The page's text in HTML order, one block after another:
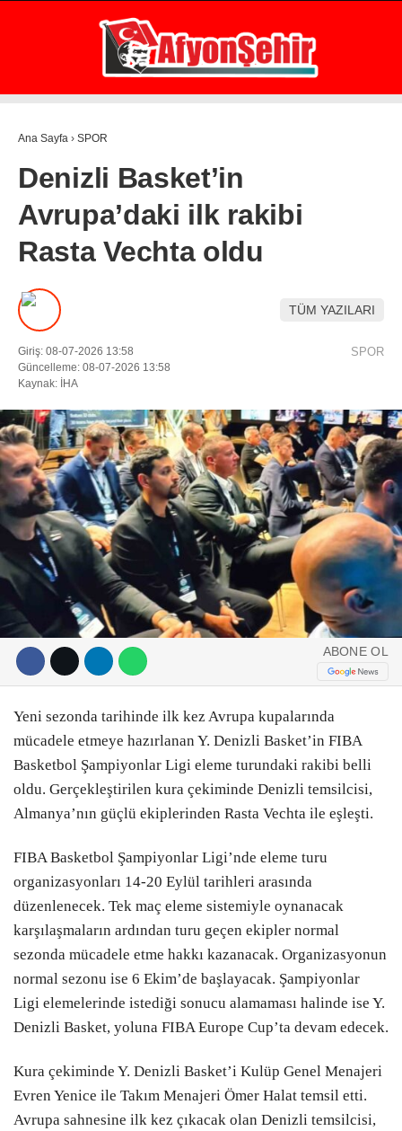
Facebook
Instagram
Youtube
29.1 °
AFYON
GÜNDEM
EKONOMİ
ASAYİŞ
POLİTİKA
SPOR
SAĞLIK
EĞİTİM
DIĞER
ÇEVRE
RESMI İLANLAR
E-GAZETE
CANLI YAYIN
Ana Sayfa › SPOR
Denizli Basket’in
Avrupa’daki ilk rakibi
Rasta Vechta oldu
TÜM YAZILARI
Giriş: 08-07-2026 13:58
Güncelleme: 08-07-2026 13:58
Kaynak: İHA
SPOR
ABONE OL
Yeni sezonda tarihinde ilk kez Avrupa kupalarında
mücadele etmeye hazırlanan Y. Denizli Basket’in FIBA
Basketbol Şampiyonlar Ligi eleme turundaki rakibi belli
oldu. Gerçekleştirilen kura çekiminde Denizli temsilcisi,
Almanya’nın güçlü ekiplerinden Rasta Vechta ile eşleşti.
FIBA Basketbol Şampiyonlar Ligi’nde eleme turu
organizasyonları 14-20 Eylül tarihleri arasında
düzenlenecek. Tek maç eleme sistemiyle oynanacak
karşılaşmaların ardından turu geçen ekipler normal
sezonda mücadele etme hakkı kazanacak. Organizasyonun
normal sezonu ise 6 Ekim’de başlayacak. Şampiyonlar
Ligi elemelerinde istediği sonucu alamaması halinde ise Y.
Denizli Basket, yoluna FIBA Europe Cup’ta devam edecek.
Kura çekiminde Y. Denizli Basket’i Kulüp Genel Menajeri
Evren Yenice ile Takım Menajeri Ömer Halat temsil etti.
Avrupa sahnesine ilk kez çıkacak olan Denizli temsilcisi,